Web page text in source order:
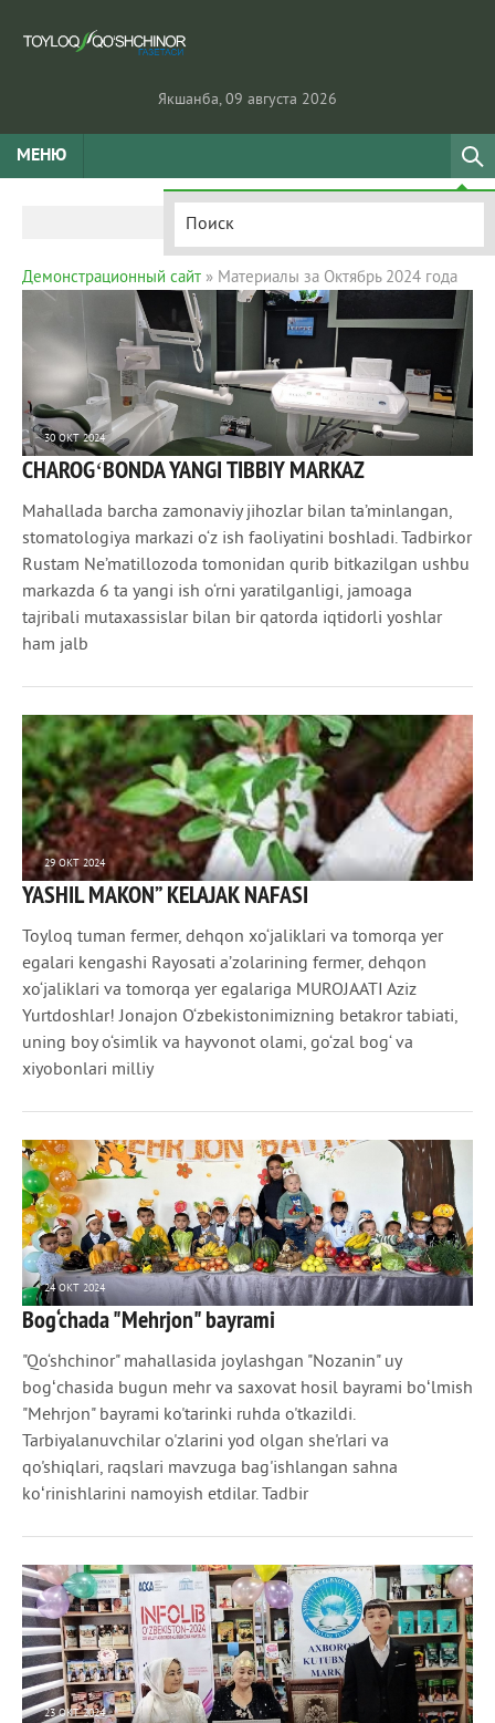
Якшанба, 09 августа 2026
МЕНЮ
Демонстрационный сайт » Материалы за Октябрь 2024 года
30 ОКТ 2024
1 632 0
CHAROGʻBONDA YANGI TIBBIY MARKAZ
Mahallada barcha zamonaviy jihozlar bilan ta’minlangan,
stomatologiya markazi o‘z ish faoliyatini boshladi. Tadbirkor
Rustam Ne’matillozoda tomonidan qurib bitkazilgan ushbu
markazda 6 ta yangi ish o‘rni yaratilganligi, jamoaga
tajribali mutaxassislar bilan bir qatorda iqtidorli yoshlar
ham jalb
29 ОКТ 2024
1 407 0
YASHIL MAKON” KELAJAK NAFASI
Toyloq tuman fermer, dehqon xo‘jaliklari va tomorqa yer
egalari kengashi Rayosati a’zolarining fermer, dehqon
xo‘jaliklari va tomorqa yer egalariga MUROJAATI Aziz
Yurtdoshlar! Jonajon O‘zbekistonimizning betakror tabiati,
uning boy o‘simlik va hayvonot olami, go‘zal bog‘ va
xiyobonlari milliy
24 ОКТ 2024
962 0
Bog‘chada "Mehrjon" bayrami
"Qo‘shchinor" mahallasida joylashgan "Nozanin" uy
bogʻchasida bugun mehr va saxovat hosil bayrami boʻlmish
"Mehrjon" bayrami ko'tarinki ruhda o'tkazildi.
Tarbiyalanuvchilar o'zlarini yod olgan she'rlari va
qo'shiqlari, raqslari mavzuga bag'ishlangan sahna
koʻrinishlarini namoyish etdilar. Tadbir
23 ОКТ 2024